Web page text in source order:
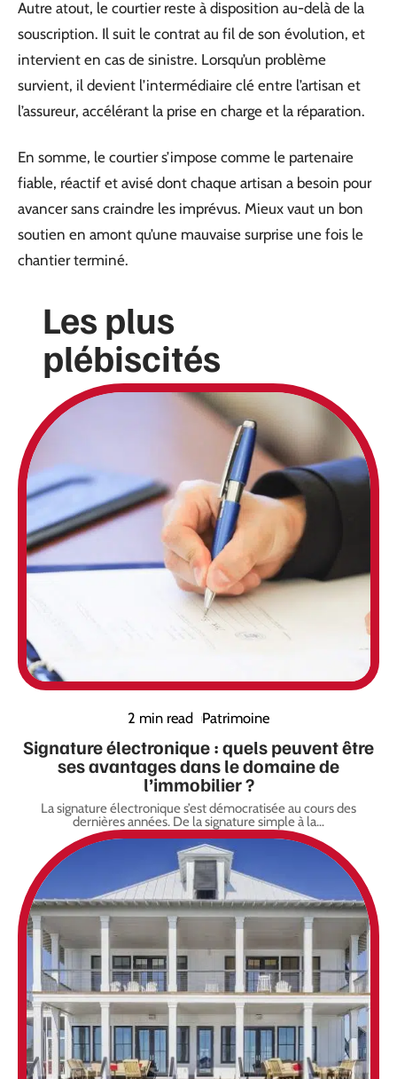
Autre atout, le courtier reste à disposition au-delà de la
souscription. Il suit le contrat au fil de son évolution, et
intervient en cas de sinistre. Lorsqu’un problème
survient, il devient l’intermédiaire clé entre l’artisan et
l’assureur, accélérant la prise en charge et la réparation.
En somme, le courtier s’impose comme le partenaire
fiable, réactif et avisé dont chaque artisan a besoin pour
avancer sans craindre les imprévus. Mieux vaut un bon
soutien en amont qu’une mauvaise surprise une fois le
chantier terminé.
Les plus
plébiscités
2 min read Patrimoine
Signature électronique : quels peuvent être
ses avantages dans le domaine de
l’immobilier ?
La signature électronique s’est démocratisée au cours des
dernières années. De la signature simple à la…